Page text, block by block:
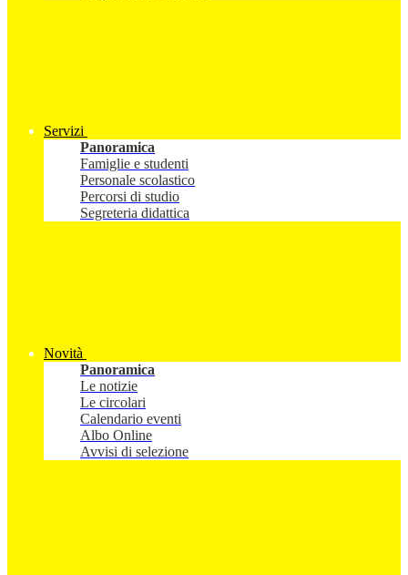
Servizi
Panoramica
Famiglie e studenti
Personale scolastico
Percorsi di studio
Segreteria didattica
Novità
Panoramica
Le notizie
Le circolari
Calendario eventi
Albo Online
Avvisi di selezione